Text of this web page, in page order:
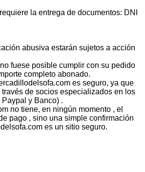
la entrega de documentos: DNI
abusiva estarán sujetos a acción
fuese posible cumplir con su pedido
completo abonado.
es seguro, ya que
de socios especializados en los
y Banco) .
no tiene, en ningún momento , el
pago , sino una simple confirmación
es un sitio seguro.